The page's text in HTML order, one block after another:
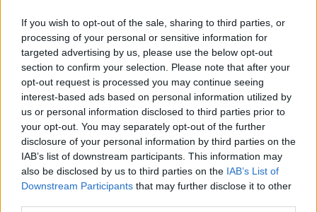
If you wish to opt-out of the sale, sharing to third parties, or
processing of your personal or sensitive information for
targeted advertising by us, please use the below opt-out
section to confirm your selection. Please note that after your
opt-out request is processed you may continue seeing
interest-based ads based on personal information utilized by
us or personal information disclosed to third parties prior to
your opt-out. You may separately opt-out of the further
disclosure of your personal information by third parties on the
IAB’s list of downstream participants. This information may
also be disclosed by us to third parties on the IAB’s List of
Downstream Participants that may further disclose it to other
Najnovšie príspevky
Re: Takto sa rieši málo úložného miesta. V tomto byte
stačil jeden prvok | Môjdom.sk
My napríklad labky utierame hneď pri dverách a doma pred dvere
Re: Takto sa rieši málo úložného miesta. V tomto byte